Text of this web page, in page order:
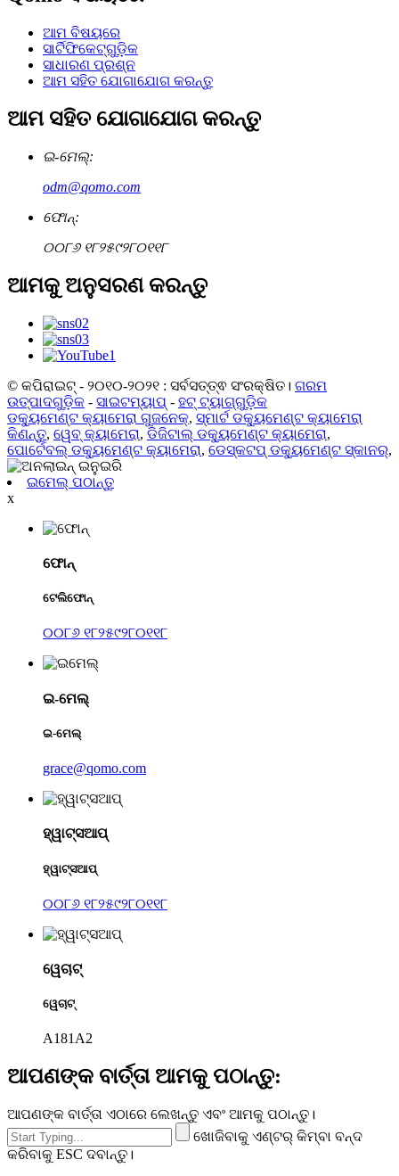
ଆମ ବିଷୟରେ
ସାର୍ଟିଫିକେଟ୍‌ଗୁଡ଼ିକ
ସାଧାରଣ ପ୍ରଶ୍ନ
ଆମ ସହିତ ଯୋଗାଯୋଗ କରନ୍ତୁ
ଆମ ସହିତ ଯୋଗାଯୋଗ କରନ୍ତୁ
ଇ-ମେଲ୍:
odm@qomo.com
ଫୋନ୍:
୦୦୮୬ ୧୮୨୫୯୨୮୦୧୧୮
ଆମକୁ ଅନୁସରଣ କରନ୍ତୁ
© କପିରାଇଟ୍ - ୨୦୧୦-୨୦୨୧ : ସର୍ବସତ୍ତ୍ଵ ସଂରକ୍ଷିତ। ଗରମ
ଉତ୍ପାଦଗୁଡ଼ିକ - ସାଇଟମ୍ୟାପ୍ - ହଟ୍ ଟ୍ୟାଗ୍‌ଗୁଡ଼ିକ
ଡକ୍ୟୁମେଣ୍ଟ କ୍ୟାମେରା ଗୁଜନେକ୍, ସ୍ମାର୍ଟ ଡକ୍ୟୁମେଣ୍ଟ କ୍ୟାମେରା
କିଣନ୍ତୁ, ୱେବ୍ କ୍ୟାମେରା, ଡିଜିଟାଲ୍ ଡକ୍ୟୁମେଣ୍ଟ କ୍ୟାମେରା,
ପୋର୍ଟେବଲ୍ ଡକ୍ୟୁମେଣ୍ଟ କ୍ୟାମେରା, ଡେସ୍କଟପ୍ ଡକ୍ୟୁମେଣ୍ଟ ସ୍କାନର୍,
ଇମେଲ୍ ପଠାନ୍ତୁ
x
ଫୋନ୍
ଟେଲିଫୋନ୍
୦୦୮୬ ୧୮୨୫୯୨୮୦୧୧୮
ଇ-ମେଲ୍
ଇ-ମେଲ୍
grace@qomo.com
ହ୍ୱାଟ୍ସଆପ୍
ହ୍ୱାଟ୍ସଆପ୍
୦୦୮୬ ୧୮୨୫୯୨୮୦୧୧୮
ୱେଚାଟ୍
ୱେଚାଟ୍
A181A2
ଆପଣଙ୍କ ବାର୍ତ୍ତା ଆମକୁ ପଠାନ୍ତୁ:
ଆପଣଙ୍କ ବାର୍ତ୍ତା ଏଠାରେ ଲେଖନ୍ତୁ ଏବଂ ଆମକୁ ପଠାନ୍ତୁ।
ଖୋଜିବାକୁ ଏଣ୍ଟର୍ କିମ୍ବା ବନ୍ଦ
କରିବାକୁ ESC ଦବାନ୍ତୁ।